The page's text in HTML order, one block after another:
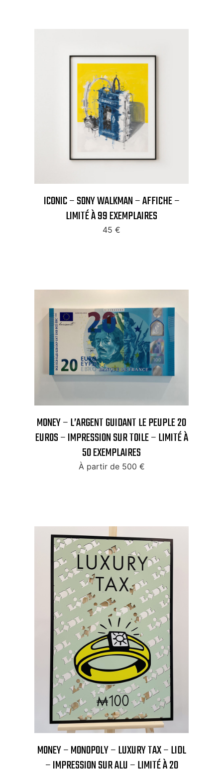
ICONIC – SONY WALKMAN – AFFICHE –
LIMITÉ À 99 EXEMPLAIRES
45 €
MONEY – L’ARGENT GUIDANT LE PEUPLE 20
EUROS – IMPRESSION SUR TOILE – LIMITÉ À
50 EXEMPLAIRES
À partir de 500 €
MONEY – MONOPOLY – LUXURY TAX – LIDL
– IMPRESSION SUR ALU – LIMITÉ À 20